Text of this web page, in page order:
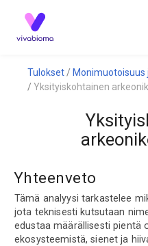
Tulokset
Monimuotoisuus
Yksityiskohtainen
Yhteenveto
Tämä analyysi tarkastelee
jota teknisesti kutsutaan
edustaa määrällisesti pientä
ekosysteemistä, sienet ja